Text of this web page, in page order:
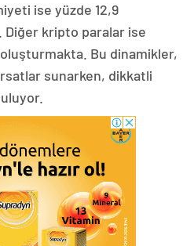
ise yüzde 12,9
kripto paralar ise
oluşturmakta. Bu dinamikler,
sunarken, dikkatli